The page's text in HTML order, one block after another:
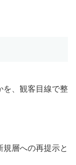
を、観客目線で整
層への再提示と